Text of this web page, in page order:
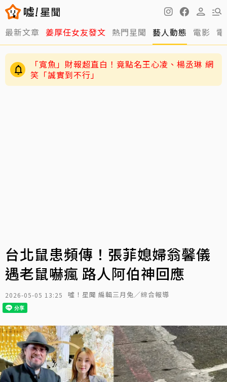
最新文章 姜厚任女友發文 熱門星聞 藝人動態 電影
「寬魚」財報超直白！竟點名王心凌、楊丞琳 網
笑「誠實到不行」
台北鼠患頻傳！張菲媳婦翁馨儀
遇老鼠嚇瘋 路人阿伯神回應
2026-05-05 13:25 噓！星聞 編輯三月兔／綜合報導